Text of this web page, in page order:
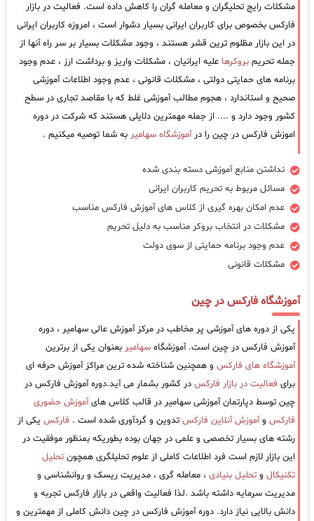
مشکلات رایج تحلیگران و معامله گران را کاهش داده است. فعالیت در بازار
فارکس بخصوص برای کاربران ایرانی بسیار دشوار است ، امروزه کاربران ایرانی
در این بازار مظلوم ترین قشر هستند ، وجود مشکلات بسیار بر سر راه آنها از
جمله تحریم بروکرها علیه ایرانیان ، مشکلات واریز و برداشت ارز ، عدم وجود
برنامه های حمایتی دولتی ، مشکلات قانونی ، عدم وجود اطلاعات آموزشی
صحیح و استاندارد ، هجوم مطالب آموزشی غلط که با مقاصد تجاری در سطح
کشور وجود دارد و .... از جمله مهمترین دلایلی هستند که شرکت در دوره
اموزش فارکس در چین را درآموزشگاه سهامیر به شما توصیه میکنیم .
نداشتن منابع آموزشی دسته بندی شده
مسائل مربوط به تحریم کاربران ایرانی
عدم امکان بهره گیری از کلاس های آموزش فارکس مناسب
مشکلات در انتخاب بروکر مناسب به دلیل تحریم
عدم وجود برنامه حمایتی از سوی دولت
مشکلات قانونی
آموزشگاه فارکس در چین
یکی از دوره های آموزشی پر مخاطب در مرکز آموزش عالی سهامیر ، دوره
آموزش فارکس در چین است. آموزشگاه سهامیر بعنوان یکی از برترین
آموزشگاه های فارکس و همچنین شناخته شده ترین مراکز آموزش حرفه ای
برای فعالیت در بازار فارکس در کشور بشمار می آید.دوره آموزش فارکس در
چین توسط دپارتمان آموزشی سهامیر در قالب کلاس هایآموزش حضوری
فارکس وآموزش آنلاین فارکس تدوین و گردآوری شده است . فارکس یکی از
رشته های بسیار تخصصی و علمی در جهان بوده بطوریکه بمنظور موفقیت در
این بازار لازم است فرد اطلاعات کاملی از علوم تحلیلگری همچون تحلیل
تکنیکال و تحلیل بنیادی ، معامله گری ، مدیریت ریسک و روانشناسی و
مدیریت سرمایه داشته باشد .لذا فعالیت واقعی در بازار فارکس تجربه و
دانش بالایی نیاز دارد. دوره آموزش فارکس در چین دانش کاملی از مهمترین و